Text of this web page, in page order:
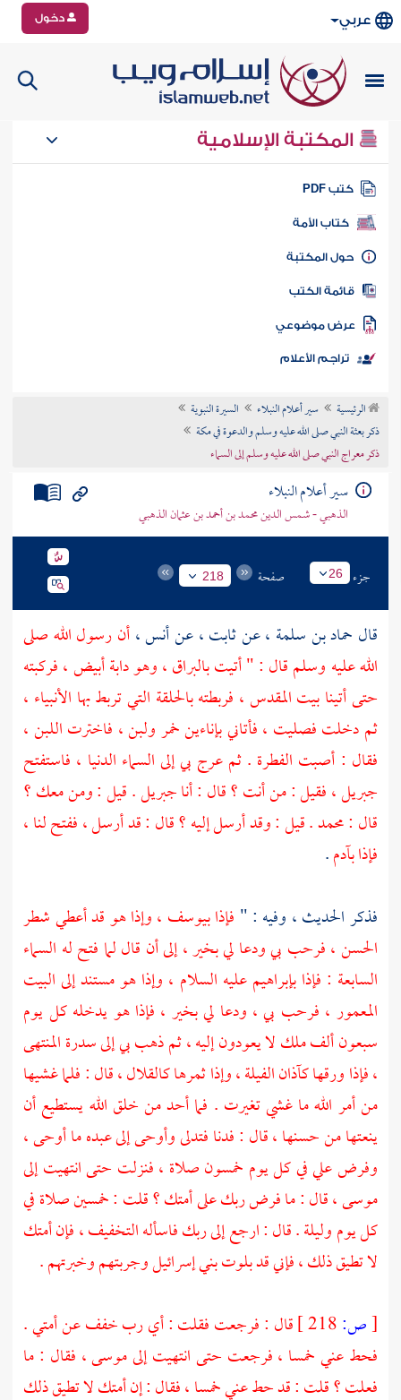
عربي دخول
المكتبة الإسلامية
كتب PDF
كتاب الأمة
المكتبة
الكتب
موضوعي
تراجم الأعلام
الرئيسية سير أعلام النبلاء
السيرة النبوية
ذكر بعثة النبي صلى الله عليه وسلم والدعوة في مكة
ذكر معراج النبي صلى الله عليه وسلم إلى السماء
سير أعلام النبلاء
الذهبي - شمس الدين محمد بن أحمد بن عثمان الذهبي
جزء 26 صفحة 218
قال حماد بن سلمة ،عنثابت ،عنأنس ،أن رسول الله صلى
الله عليه وسلم قال : " أتيت بالبراق ، وهو دابة أبيض ، فركبته
حتى أتينابيت المقدس ، فربطته بالحلقة التي تربط بها الأنبياء ،
ثم دخلت فصليت ، فأتاني بإناءين خمر ولبن ، فاخترت اللبن ،
فقال : أصبت الفطرة . ثم عرج بي إلى السماء الدنيا ، فاستفتح
جبريل ،فقيل : من أنت ؟ قال : أناجبريل. قيل : ومن معك ؟
قال :محمد. قيل : وقد أرسل إليه ؟ قال : قد أرسل ، ففتح لنا ،
فإذابآدم.
فذكر الحديث ، وفيه : " فإذابيوسف ،وإذا هو قد أعطي شطر
الحسن ، فرحب بي ودعا لي بخير ، إلى أن قال لما فتح له السماء
السابعة : فإذابإبراهيمعليه السلام ، وإذا هو مستند إلى البيت
المعمور ، فرحب بي ، ودعا لي بخير ، فإذا هو يدخله كل يوم
سبعون ألف ملك لا يعودون إليه ، ثم ذهب بي إلى سدرة المنتهى
، فإذا ورقها كآذان الفيلة ، وإذا ثمرها كالقلال ، قال : فلما غشيها
من أمر الله ما غشي تغيرت . فما أحد من خلق الله يستطيع أن
ينعتها من حسنها ، قال : فدنا فتدلى وأوحى إلى عبده ما أوحى ،
وفرض علي في كل يوم خمسون صلاة ، فنزلت حتى انتهيت إلى
موسى ،قال : ما فرض ربك على أمتك ؟ قلت : خمسين صلاة في
كل يوم وليلة . قال : ارجع إلى ربك فاسأله التخفيف ، فإن أمتك
لا تطيق ذلك ، فإني قد بلوت بني إسرائيل وجربتهم وخبرتهم .
[ص:
قال : فرجعت فقلت : أي رب خفف عن أمتي .
فحط عني خمسا ، فرجعت حتى انتهيت إلىموسى ، فقال : ما
فعلت ؟ قلت : قد حط عني خمسا ، فقال : إن أمتك لا تطيق ذلك